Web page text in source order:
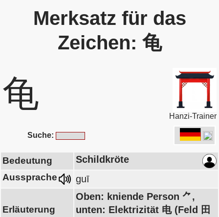
Merksatz für das
Zeichen: 龟
龟
Hanzi-Trainer
Suche:
Bedeutung Schildkröte
Aussprache guī
Erläuterung
Oben: kniende Person ⺈,
unten: Elektrizität 电 (Feld 田